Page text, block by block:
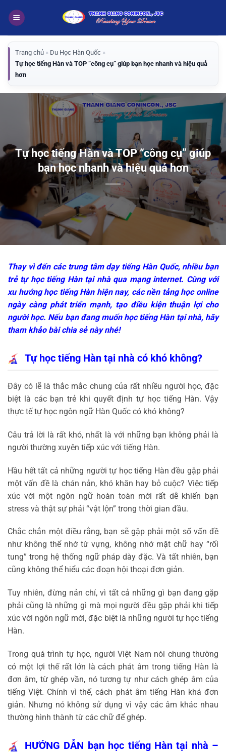
qua
dung
Trang chủ » Du Học Hàn Quốc »
Tự học tiếng Hàn và TOP “công cụ” giúp bạn học nhanh và hiệu quả
hơn
Tự học tiếng Hàn và TOP “công cụ” giúp
bạn học nhanh và hiệu quả hơn
Thay vì đến các trung tâm dạy tiếng Hàn Quốc, nhiều bạn
trẻ tự học tiếng Hàn tại nhà qua mạng internet. Cùng với
xu hướng học tiếng Hàn hiện nay, các nền tảng học online
ngày càng phát triển mạnh, tạo điều kiện thuận lợi cho
người học. Nếu bạn đang muốn học tiếng Hàn tại nhà, hãy
tham khảo bài chia sẻ này nhé!
Tự học tiếng Hàn tại nhà có khó không?
Đây có lẽ là thắc mắc chung của rất nhiều người học, đặc
biệt là các bạn trẻ khi quyết định tự học tiếng Hàn. Vậy
thực tế tự học ngôn ngữ Hàn Quốc có khó không?
Câu trả lời là rất khó, nhất là với những bạn không phải là
người thường xuyên tiếp xúc với tiếng Hàn.
Hầu hết tất cả những người tự học tiếng Hàn đều gặp phải
một vấn đề là chán nản, khó khăn hay bỏ cuộc? Việc tiếp
xúc với một ngôn ngữ hoàn toàn mới rất dễ khiến bạn
stress và thật sự phải “vật lộn” trong thời gian đầu.
Chắc chắn một điều rằng, bạn sẽ gặp phải một số vấn đề
như không thể nhớ từ vựng, không nhớ mặt chữ hay “rối
tung” trong hệ thống ngữ pháp dày đặc. Và tất nhiên, bạn
cũng không thể hiểu các đoạn hội thoại đơn giản.
Tuy nhiên, đừng nản chí, vì tất cả những gì bạn đang gặp
phải cũng là những gì mà mọi người đều gặp phải khi tiếp
xúc với ngôn ngữ mới, đặc biệt là những người tự học tiếng
Hàn.
Trong quá trình tự học, người Việt Nam nói chung thường
có một lợi thế rất lớn là cách phát âm trong tiếng Hàn là
đơn âm, từ ghép vần, nó tương tự như cách ghép âm của
tiếng Việt. Chính vì thế, cách phát âm tiếng Hàn khá đơn
giản. Nhưng nó không sử dụng vì vậy các âm khác nhau
thường hình thành từ các chữ để ghép.
HƯỚNG DẪN bạn học tiếng Hàn tại nhà –